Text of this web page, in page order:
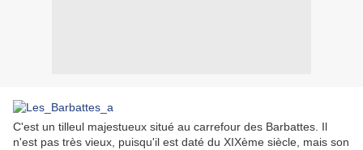
C'est un tilleul majestueux situé au carrefour des Barbattes. Il
n'est pas très vieux, puisqu'il est daté du XIXème siècle, mais son